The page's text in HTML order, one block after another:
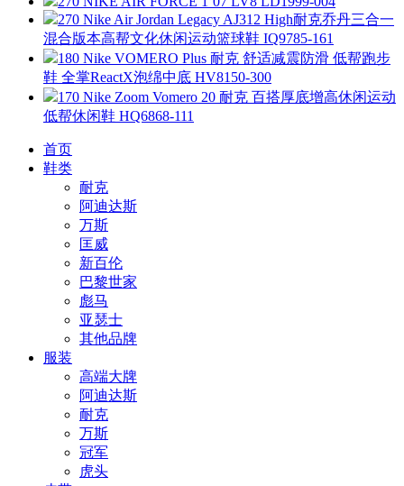
270 Nike Air Jordan Legacy AJ312 High耐克乔丹三合一
混合版本高帮文化休闲运动篮球鞋 IQ9785-161
180 Nike VOMERO Plus 耐克 舒适减震防滑 低帮跑步
鞋 全掌ReactX泡绵中底 HV8150-300
170 Nike Zoom Vomero 20 耐克 百搭厚底增高休闲运动
低帮休闲鞋 HQ6868-111
首页
鞋类
耐克
阿迪达斯
万斯
匡威
新百伦
巴黎世家
彪马
亚瑟士
其他品牌
服装
高端大牌
阿迪达斯
耐克
万斯
冠军
虎头